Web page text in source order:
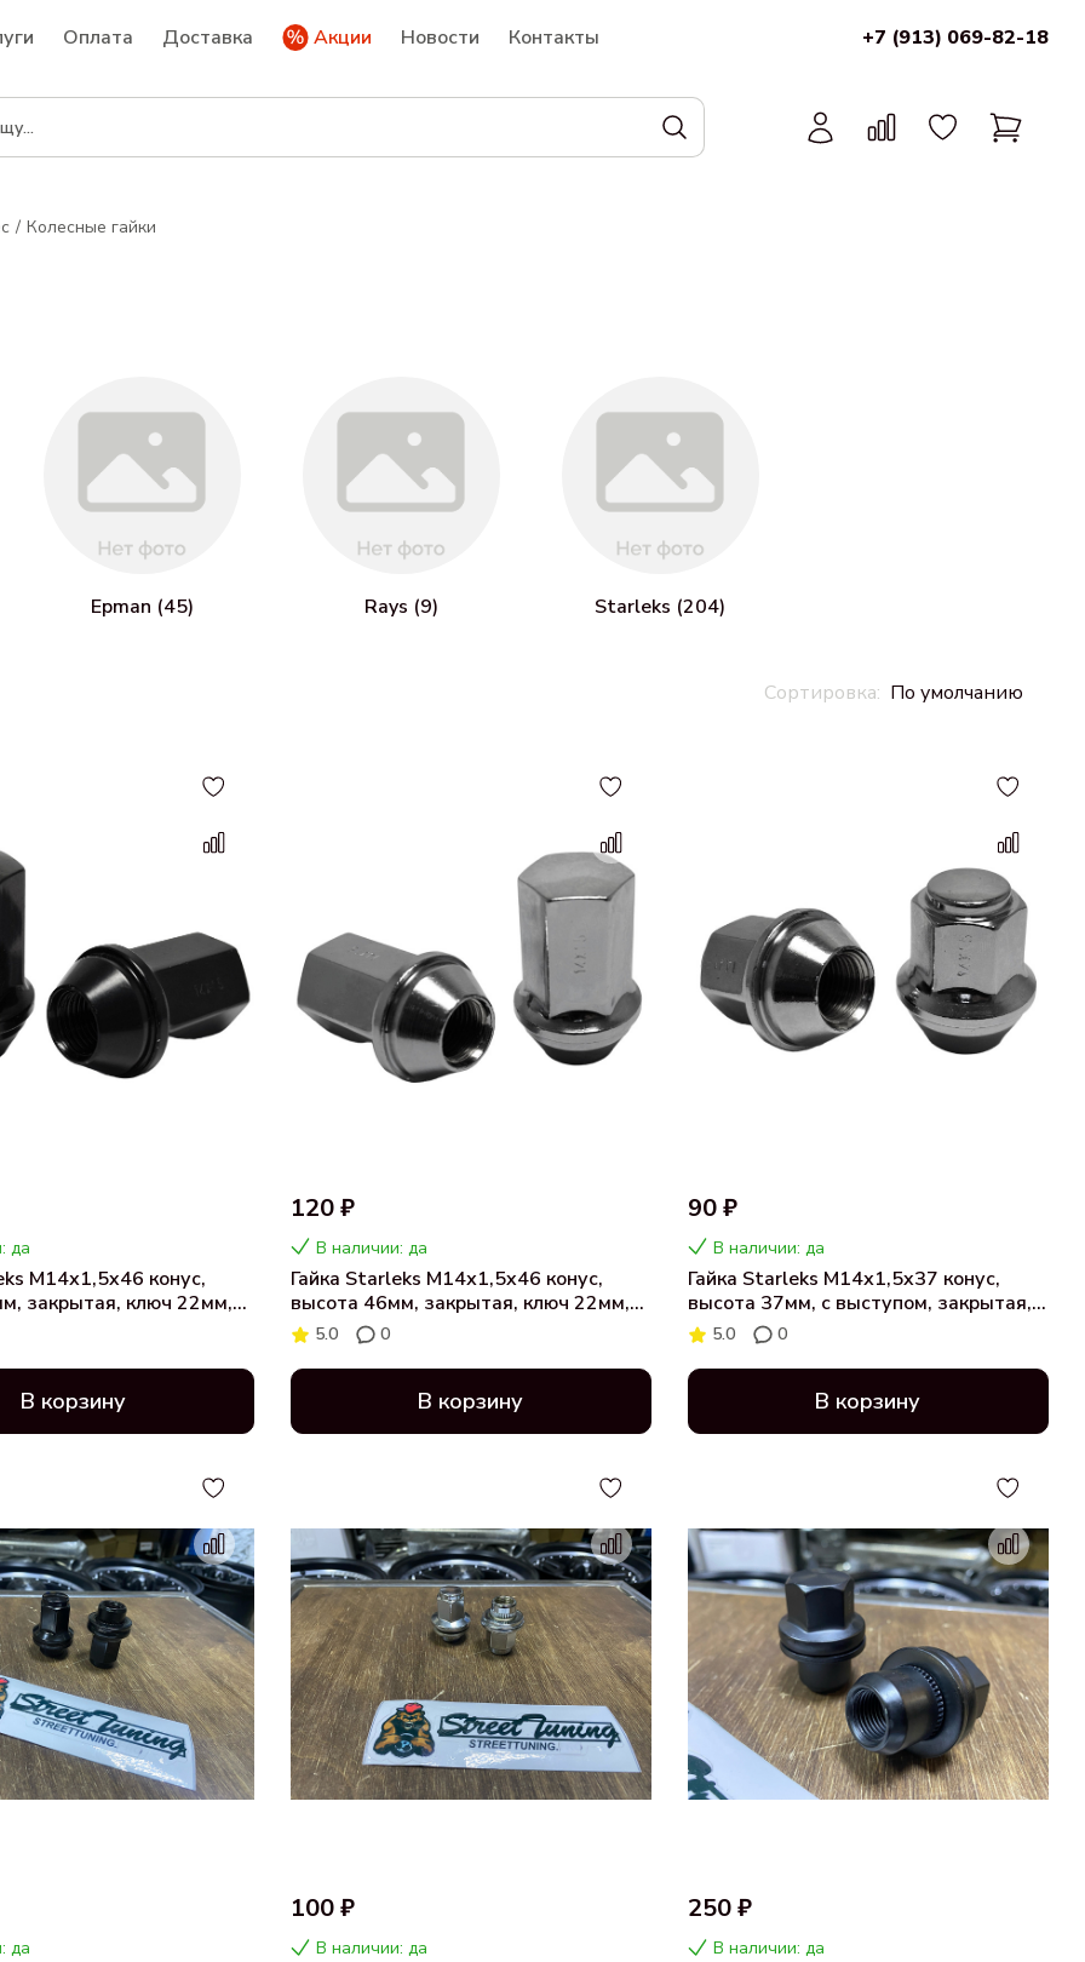
Оплата Доставка Акции Новости Контакты +7 (913) 069-82-18
Колесные гайки
Epman (45) Rays (9) Starleks (204)
По умолчанию
да
M14х1,5x46 конус,
закрытая, ключ 22мм,
В корзину
120 ₽
В наличии: да
Гайка Starleks M14х1,5x46 конус,
высота 46мм, закрытая, ключ 22мм,
хром (801948V46)
5.0 0
В корзину
90 ₽
В наличии: да
Гайка Starleks M14х1,5x37 конус,
высота 37мм, с выступом, закрытая,
ключ 21мм, хром (801948V)
5.0 0
В корзину
да
100 ₽
В наличии: да
250 ₽
В наличии: да